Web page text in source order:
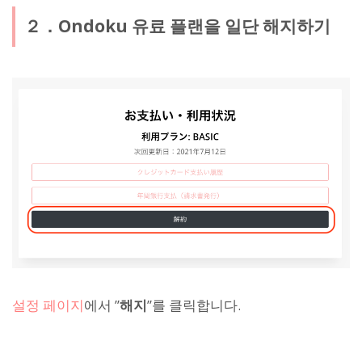
２．Ondoku 유료 플랜을 일단 해지하기
설정 페이지에서 ”해지”를 클릭합니다.